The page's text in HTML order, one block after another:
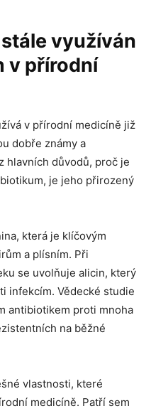
využíván
v přírodní
v ⁣přírodní medicíně již
dobře známy ‍a
hlavních důvodů, proč je
je jeho‌ přirozený
která je ⁤klíčovým
a ⁣plísním. Při
se uvolňuje alicin, který
infekcím. Vědecké studie
antibiotikem ⁣proti mnoha
na⁣ běžné
vlastnosti, které
medicíně. ⁢Patří sem